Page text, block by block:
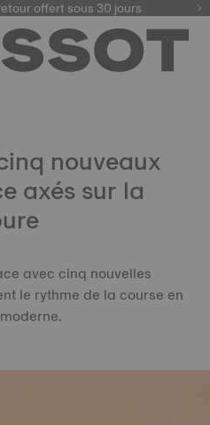
offert sous 30 jours
nouveaux
axés sur la
avec cinq nouvelles
le rythme de la course en